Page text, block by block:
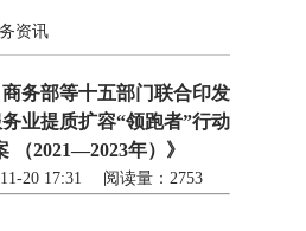
资讯
务部等十五部门联合印发
务业提质扩容“领跑者”行动
（2021—2023年）》
20 17:31 阅读量：2753